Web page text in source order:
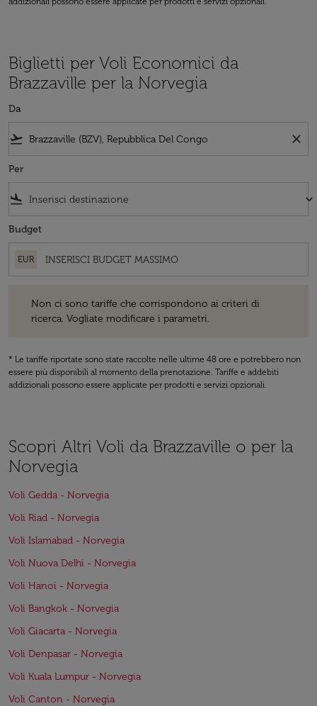
Biglietti per Voli Economici da
Brazzaville per la Norvegia
Da
flight_takeoff close
Per
flight_land keyboard_arrow_down
Budget
EUR
Non ci sono tariffe che corrispondono ai criteri di
ricerca. Vogliate modificare i parametri.
* Le tariffe riportate sono state raccolte nelle ultime 48 ore e potrebbero non
essere più disponibili al momento della prenotazione. Tariffe e addebiti
addizionali possono essere applicate per prodotti e servizi opzionali.
Scopri Altri Voli da Brazzaville o per la
Norvegia
Voli Gedda - Norvegia
Voli Riad - Norvegia
Voli Islamabad - Norvegia
Voli Nuova Delhi - Norvegia
Voli Hanoi - Norvegia
Voli Bangkok - Norvegia
Voli Giacarta - Norvegia
Voli Denpasar - Norvegia
Voli Kuala Lumpur - Norvegia
Voli Canton - Norvegia